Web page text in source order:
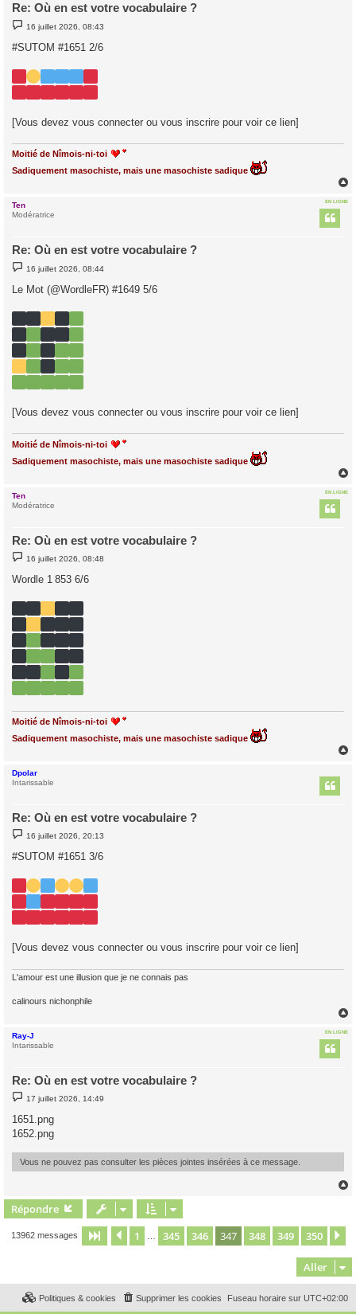
Re: Où en est votre vocabulaire ?
M
e
s
s
g
e
16 juillet 2026, 08:43
#SUTOM #1651 2/6
[Vous devez vous connecter ou vous inscrire pour voir ce lien]
Moitié de Nîmois-ni-toi
Sadiquement masochiste, mais une masochiste sadique
EN LIGNE
Ten
Modératrice
Re: Où en est votre vocabulaire ?
M
e
s
s
g
16 juillet 2026, 08:44
Le Mot (@WordleFR) #1649 5/6
[Vous devez vous connecter ou vous inscrire pour voir ce lien]
Moitié de Nîmois-ni-toi
Sadiquement masochiste, mais une masochiste sadique
EN LIGNE
Ten
Modératrice
Re: Où en est votre vocabulaire ?
M
e
s
g
16 juillet 2026, 08:48
Wordle 1 853 6/6
Moitié de Nîmois-ni-toi
Sadiquement masochiste, mais une masochiste sadique
Dpolar
Intarissable
Re: Où en est votre vocabulaire ?
M
e
s
s
g
e
16 juillet 2026, 20:13
#SUTOM #1651 3/6
[Vous devez vous connecter ou vous inscrire pour voir ce lien]
L'amour est une illusion que je ne connais pas
calinours nichonphile
EN LIGNE
Ray-J
Intarissable
Re: Où en est votre vocabulaire ?
M
s
s
a
e
17 juillet 2026, 14:49
1651.png
1652.png
Vous ne pouvez pas consulter les pièces jointes insérées à ce message.
Répondre
13962 messages Page 347 sur350
Précédent
1 … 345 346 347 348 349 350
Aller
Fuseau horaire sur UTC+02:00
Supprimer les cookies
Politiques & cookies